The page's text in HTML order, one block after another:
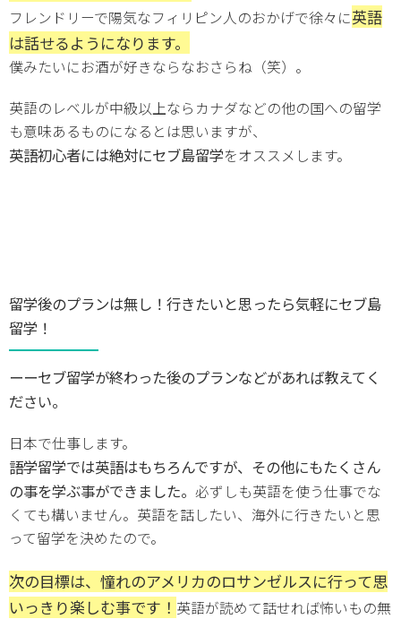
フレンドリーで陽気なフィリピン人のおかげで徐々に英語
は話せるようになります。
僕みたいにお酒が好きならなおさらね（笑）。
英語のレベルが中級以上ならカナダなどの他の国への留学
も意味あるものになるとは思いますが、
英語初心者には絶対にセブ島留学をオススメします。
留学後のプランは無し！行きたいと思ったら気軽にセブ島
留学！
ーーセブ留学が終わった後のプランなどがあれば教えてく
ださい。
日本で仕事します。
語学留学では英語はもちろんですが、その他にもたくさん
の事を学ぶ事ができました。 必ずしも英語を使う仕事でな
くても構いません。英語を話したい、海外に行きたいと思
って留学を決めたので。
次の目標は、憧れのアメリカのロサンゼルスに行って思
いっきり楽しむ事です！ 英語が読めて話せれば怖いもの無